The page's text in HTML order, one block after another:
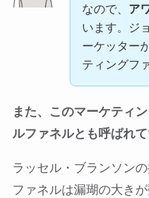
なので、 ア
います。ジ
ーケッター
ティングフ
また、このマーケティ
ルファネルとも呼ばれて
ラッセル・ブランソン
ファネルは漏瑚の大き